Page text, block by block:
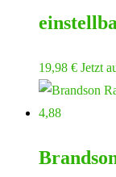
19,98 € Jetzt